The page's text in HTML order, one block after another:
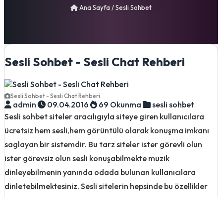
Ana Sayfa /Sesli Sohbet
Sesli Sohbet - Sesli Chat Rehberi
Sesli Sohbet - Sesli Chat Rehberi
admin 09.04.2016 69 Okunma
sesli sohbet
Sesli sohbet siteler aracılıgıyla siteye giren kullanıcılara
ücretsiz hem sesli,hem görüntülü olarak konuşma imkanı
saglayan bir sistemdir. Bu tarz siteler ister görevli olun
ister görevsiz olun sesli konuşabilmekte muzik
dinleyebilmenin yanında odada bulunan kullanıcılara
dinletebilmektesiniz. Sesli sitelerin hepsinde bu özellikler